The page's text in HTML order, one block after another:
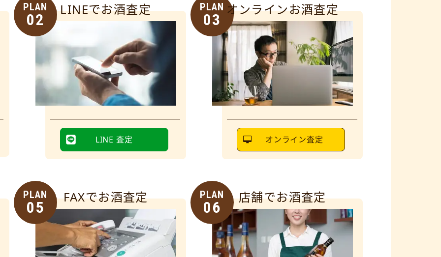
PLAN
02
LINEでお酒査定
LINE 査定
PLAN
03
オンラインお酒査定
オンライン査定
PLAN
05
FAXでお酒査定 PLAN
06
店舗でお酒査定